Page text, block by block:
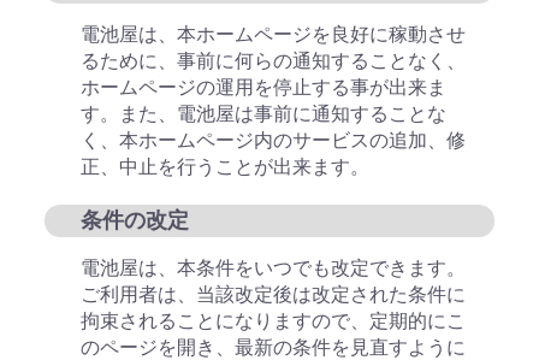
電池屋は、本ホームページを良好に稼動させ
るために、事前に何らの通知することなく、
ホームページの運用を停止する事が出来ま
す。また、電池屋は事前に通知することな
く、本ホームページ内のサービスの追加、修
正、中止を行うことが出来ます。
条件の改定
電池屋は、本条件をいつでも改定できます。
ご利用者は、当該改定後は改定された条件に
拘束されることになりますので、定期的にこ
のページを開き、最新の条件を見直すように